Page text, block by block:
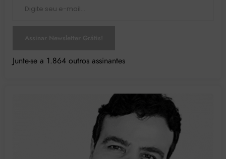
Junte-se a 1.864 outros assinantes